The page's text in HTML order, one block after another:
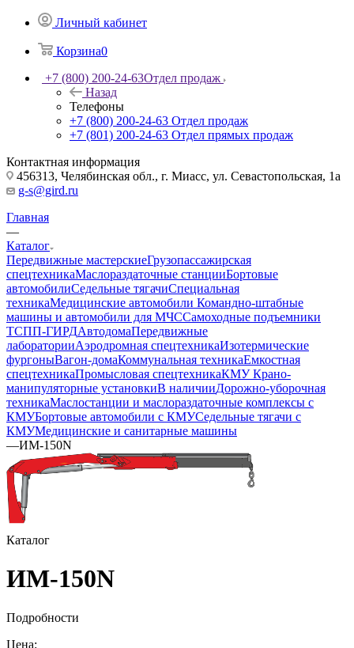
Личный кабинет
Корзина0
+7 (800) 200-24-63Отдел продаж
Назад
Телефоны
+7 (800) 200-24-63 Отдел продаж
+7 (801) 200-24-63 Отдел прямых продаж
Контактная информация
456313, Челябинская обл., г. Миасс, ул. Севастопольская, 1а
g-s@gird.ru
Главная
—
Каталог
Передвижные мастерскиеГрузопассажирская
спецтехникаМаслораздаточные станцииБортовые
автомобилиСедельные тягачиСпециальная
техникаМедицинские автомобили Командно-штабные
машины и автомобили для МЧССамоходные подъемники
ТСПП-ГИРДАвтодомаПередвижные
лабораторииАэродромная спецтехникаИзотермические
фургоныВагон-домаКоммунальная техникаЕмкостная
спецтехникаПромысловая спецтехникаКМУ Крано-
манипуляторные установкиВ наличииДорожно-уборочная
техникаМаслостанции и маслораздаточные комплексы с
КМУБортовые автомобили с КМУСедельные тягачи с
КМУМедицинские и санитарные машины
—ИМ-150N
Каталог
ИМ-150N
Подробности
Цена: